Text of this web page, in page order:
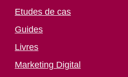
Etudes de cas
Guides
Livres
Marketing Digital